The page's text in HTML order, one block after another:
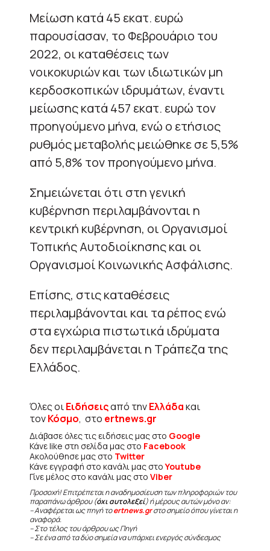
Μείωση κατά 45 εκατ. ευρώ
παρουσίασαν, το Φεβρουάριο του
2022, οι καταθέσεις των
νοικοκυριών και των ιδιωτικών μη
κερδοσκοπικών ιδρυμάτων, έναντι
μείωσης κατά 457 εκατ. ευρώ τον
προηγούμενο μήνα, ενώ ο ετήσιος
ρυθμός μεταβολής μειώθηκε σε 5,5%
από 5,8% τον προηγούμενο μήνα.
Σημειώνεται ότι στη γενική
κυβέρνηση περιλαμβάνονται η
κεντρική κυβέρνηση, οι Οργανισμοί
Τοπικής Αυτοδιοίκησης και οι
Οργανισμοί Κοινωνικής Ασφάλισης.
Επίσης, στις καταθέσεις
περιλαμβάνονται και τα ρέπος ενώ
στα εγχώρια πιστωτικά ιδρύματα
δεν περιλαμβάνεται η Τράπεζα της
Ελλάδος.
Όλες οιΕιδήσειςαπό τηνΕλλάδακαι
τονΚόσμο, στο ertnews.gr
Διάβασε όλες τις ειδήσεις μας στο Google
Κάνε like στη σελίδα μας στο Facebook
Ακολούθησε μας στο Twitter
Κάνε εγγραφή στο κανάλι μας στοYoutube
Γίνε μέλος στο κανάλι μας στο Viber
Προσοχή! Επιτρέπεται η αναδημοσίευση των πληροφοριών του
παραπάνω άρθρου (όχι αυτολεξεί) ή μέρους αυτών μόνο αν:
– Αναφέρεται ως πηγή τοertnews.grστο σημείο όπου γίνεται η
αναφορά.
– Στο τέλος του άρθρου ως Πηγή
– Σε ένα από τα δύο σημεία να υπάρχει ενεργός σύνδεσμος